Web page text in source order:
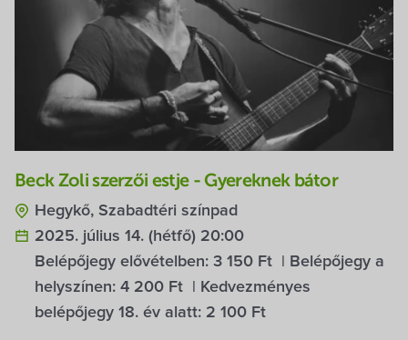
Beck Zoli szerzői estje - Gyereknek bátor
Hegykő, Szabadtéri színpad
2025. július 14. (hétfő) 20:00
Belépőjegy elővételben: 3 150 Ft | Belépőjegy a
helyszínen: 4 200 Ft | Kedvezményes
belépőjegy 18. év alatt: 2 100 Ft